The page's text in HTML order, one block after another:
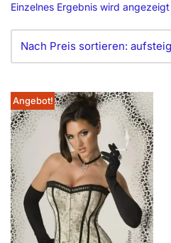
Einzelnes Ergebnis wird angezeigt
Angebot!